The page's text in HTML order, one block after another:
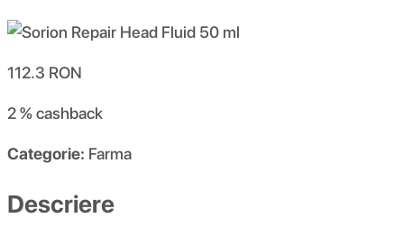
112.3 RON
2 %cashback
Categorie: Farma
Descriere